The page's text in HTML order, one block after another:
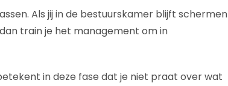
Als jij in de bestuurskamer blijft schermen
train je het management om in
in deze fase dat je niet praat over wat